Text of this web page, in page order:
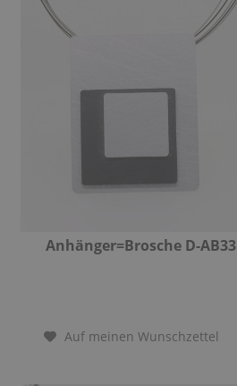
Anhänger=Brosche D-AB33
Auf meinen Wunschzettel